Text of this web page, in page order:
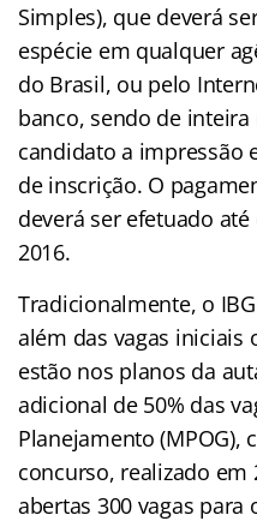
Simples), que deverá
espécie em qualquer
do Brasil, ou pelo
banco, sendo de
candidato a impressão
de inscrição. O
deverá ser efetuado
2016.
Tradicionalmente, o
além das vagas iniciais
estão nos planos da
adicional de 50% das
Planejamento
concurso, realizado em
abertas 300 vagas para